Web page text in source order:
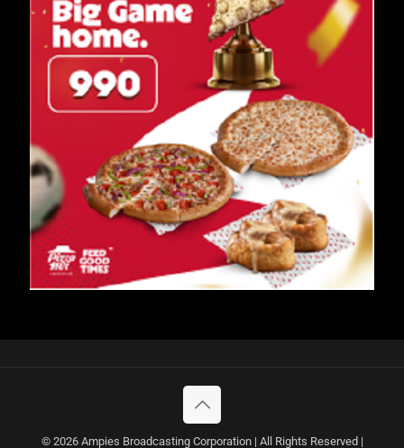
© 2026 Ampies Broadcasting Corporation | All Rights Reserved |